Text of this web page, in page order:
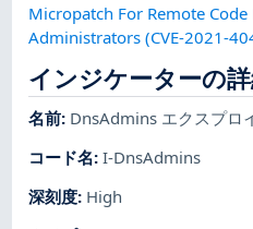
Micropatch For Remote Code
Administrators (CVE-2021-
インジケーターの
名前: DnsAdmins エクスプロ
コード名:I-DnsAdmins
深刻度: High